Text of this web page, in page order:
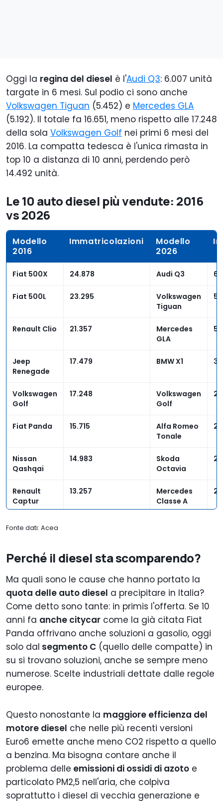
Oggi la regina del diesel è l'Audi Q3: 6.007 unità
targate in 6 mesi. Sul podio ci sono anche
Volkswagen Tiguan (5.452) e Mercedes GLA
(5.192). Il totale fa 16.651, meno rispetto alle 17.248
della sola Volkswagen Golf nei primi 6 mesi del
2016. La compatta tedesca è l'unica rimasta in
top 10 a distanza di 10 anni, perdendo però
14.492 unità.
Le 10 auto diesel più vendute: 2016
vs 2026
Modello
2016
Immatricolazioni
Modello
2026
Fiat 500X 24.878 Audi Q3
Fiat 500L 23.295
Volkswagen
Tiguan
Renault Clio 21.357
Mercedes
GLA
Jeep
Renegade
17.479 BMW X1
Volkswagen
Golf
17.248
Volkswagen
Golf
Fiat Panda 15.715
Alfa Romeo
Tonale
Nissan
Qashqai
14.983
Skoda
Octavia
Renault
Captur
13.257
Mercedes
Classe A
Hyundai
Peugeot
11.603 Audi Q2
Fonte dati: Acea
Perché il diesel sta scomparendo?
Ma quali sono le cause che hanno portato la
quota delle auto diesel a precipitare in Italia?
Come detto sono tante: in primis l'offerta. Se 10
anni fa anche citycar come la già citata Fiat
Panda offrivano anche soluzioni a gasolio, oggi
solo dal segmento C (quello delle compatte) in
su si trovano soluzioni, anche se sempre meno
numerose. Scelte industriali dettate dalle regole
europee.
Questo nonostante la maggiore efficienza del
motore diesel che nelle più recenti versioni
Euro6 emette anche meno CO2 rispetto a quello
a benzina. Ma bisogna contare anche il
problema delle emissioni di ossidi di azoto e
particolato PM2,5 nell'aria, che colpiva
soprattutto i diesel di vecchia generazione e